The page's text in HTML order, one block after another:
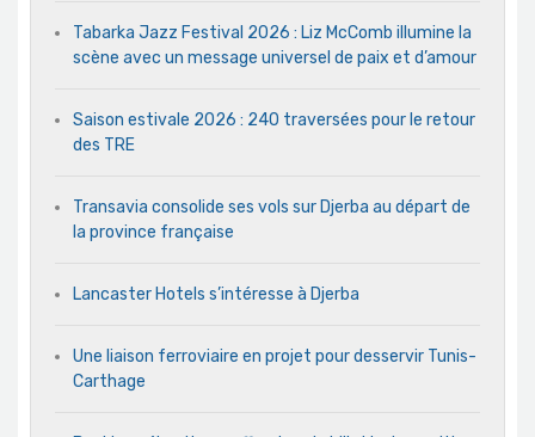
Tabarka Jazz Festival 2026 : Liz McComb illumine la
scène avec un message universel de paix et d’amour
Saison estivale 2026 : 240 traversées pour le retour
des TRE
Transavia consolide ses vols sur Djerba au départ de
la province française
Lancaster Hotels s’intéresse à Djerba
Une liaison ferroviaire en projet pour desservir Tunis-
Carthage